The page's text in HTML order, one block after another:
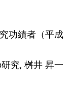
功績者（平成
究, 桝井 昇一